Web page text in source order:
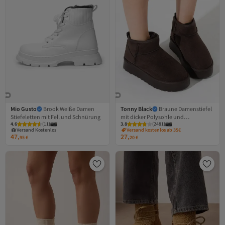
Mio Gusto
Brook Weiße Damen
Stiefeletten mit Fell und Schnürung
4.6 (11)
Versand Kostenlos
Gratis Versand
Versand Kostenlos
47,95€
Tonny Black
Braune Damenstiefel
mit dicker Polysohle und
Fellinnenseite in Wildlederoptik
3.8 (2481)
Versand kostenlos ab 35€
27,20€